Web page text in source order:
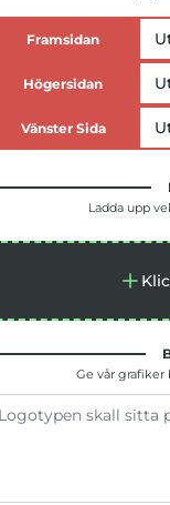
Framsidan
Högersidan
Vänster Sida
Ladda upp
Ge vår grafiker